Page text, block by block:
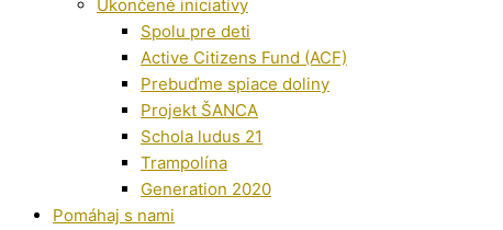
Ukončené iniciatívy
Spolu pre deti
Active Citizens Fund (ACF)
Prebuďme spiace doliny
Projekt ŠANCA
Schola ludus 21
Trampolína
Generation 2020
Pomáhaj s nami